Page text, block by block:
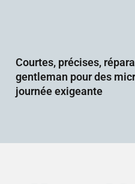
Courtes, précises,
gentleman pour des
journée exigeante